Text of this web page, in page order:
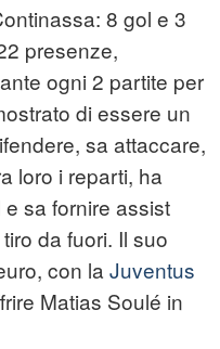
8 gol e 3
presenze,
ogni 2 partite per
di essere un
sa attaccare,
loro i reparti, ha
sa fornire assist
da fuori. Il suo
con la Juventus
Matias Soulé in